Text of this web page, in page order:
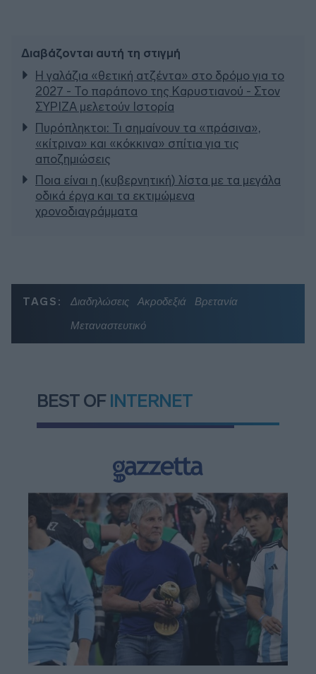
Διαβάζονται αυτή τη στιγμή
Η γαλάζια «θετική ατζέντα» στο δρόμο για το
2027 - Το παράπονο της Καρυστιανού - Στον
ΣΥΡΙΖΑ μελετούν Ιστορία
Πυρόπληκτοι: Τι σημαίνουν τα «πράσινα»,
«κίτρινα» και «κόκκινα» σπίτια για τις
αποζημιώσεις
Ποια είναι η (κυβερνητική) λίστα με τα μεγάλα
οδικά έργα και τα εκτιμώμενα
χρονοδιαγράμματα
TAGS: Διαδηλώσεις Ακροδεξιά
Βρετανία
Μεταναστευτικό
BEST OF INTERNET